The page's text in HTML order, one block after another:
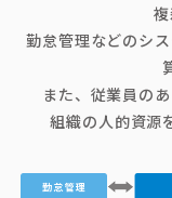
勤怠管理などのシ
また、従業員の
組織の人的資源